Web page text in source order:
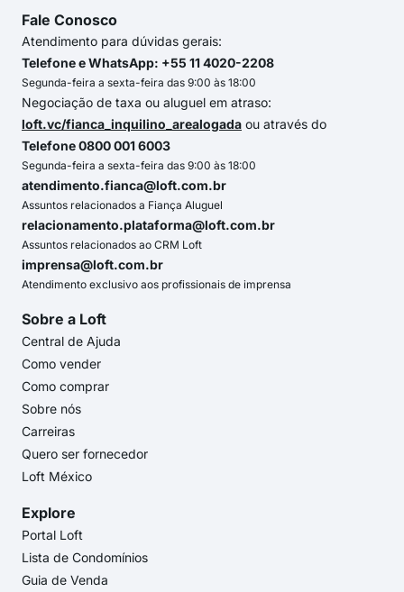
Fale Conosco
Atendimento para dúvidas gerais:
Telefone e WhatsApp: +55 11 4020-2208
Segunda-feira a sexta-feira das 9:00 às 18:00
Negociação de taxa ou aluguel em atraso:
loft.vc/fianca_inquilino_arealogada ou através do
Telefone 0800 001 6003
Segunda-feira a sexta-feira das 9:00 às 18:00
atendimento.fianca@loft.com.br
Assuntos relacionados a Fiança Aluguel
relacionamento.plataforma@loft.com.br
Assuntos relacionados ao CRM Loft
imprensa@loft.com.br
Atendimento exclusivo aos profissionais de imprensa
Sobre a Loft
Central de Ajuda
Como vender
Como comprar
Sobre nós
Carreiras
Quero ser fornecedor
Loft México
Explore
Portal Loft
Lista de Condomínios
Guia de Venda